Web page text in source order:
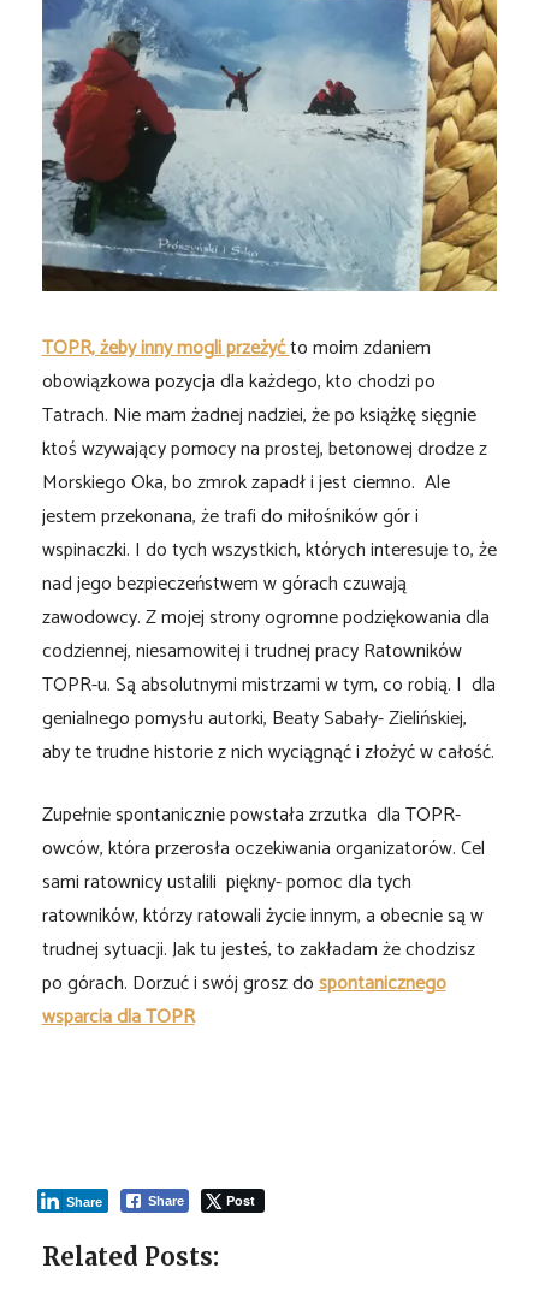
TOPR, żeby inny mogli przeżyćto moim zdaniem
obowiązkowa pozycja dla każdego, kto chodzi po
Tatrach. Nie mam żadnej nadziei, że po książkę sięgnie
ktoś wzywający pomocy na prostej, betonowej drodze z
Morskiego Oka, bo zmrok zapadł i jest ciemno. Ale
jestem przekonana, że trafi do miłośników gór i
wspinaczki. I do tych wszystkich, których interesuje to, że
nad jego bezpieczeństwem w górach czuwają
zawodowcy. Z mojej strony ogromne podziękowania dla
codziennej, niesamowitej i trudnej pracy Ratowników
TOPR-u. Są absolutnymi mistrzami w tym, co robią. I dla
genialnego pomysłu autorki, Beaty Sabały- Zielińskiej,
aby te trudne historie z nich wyciągnąć i złożyć w całość.
Zupełnie spontanicznie powstała zrzutka dla TOPR-
owców, która przerosła oczekiwania organizatorów. Cel
sami ratownicy ustalili piękny- pomoc dla tych
ratowników, którzy ratowali życie innym, a obecnie są w
trudnej sytuacji. Jak tu jesteś, to zakładam że chodzisz
po górach. Dorzuć i swój grosz dospontanicznego
wsparcia dla TOPR
Share Post
Share
Related Posts: